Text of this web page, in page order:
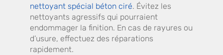
nettoyant spécial béton ciré. Évitez les
nettoyants agressifs qui pourraient
endommager la finition. En cas de rayures ou
d’usure, effectuez des réparations
rapidement.